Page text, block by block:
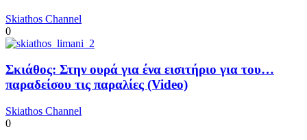
Skiathos Channel
0
Σκιάθος: Στην ουρά για ένα εισιτήριο για του…
παραδείσου τις παραλίες (Video)
Skiathos Channel
0